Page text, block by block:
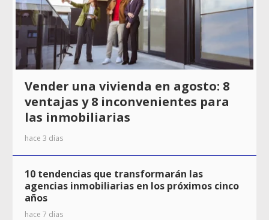
Vender una vivienda en agosto: 8
ventajas y 8 inconvenientes para
las inmobiliarias
hace 3 días
10 tendencias que transformarán las
agencias inmobiliarias en los próximos cinco
años
hace 7 días